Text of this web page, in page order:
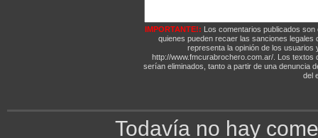
IMPORTANTE!:
Los comentarios publicados
quienes pueden recaer las sanciones
representa la opinión de los
http://www.fmcurabrochero.com.ar/. Los
serían eliminados, tanto a partir de una denuncia
del
Todavía no hay